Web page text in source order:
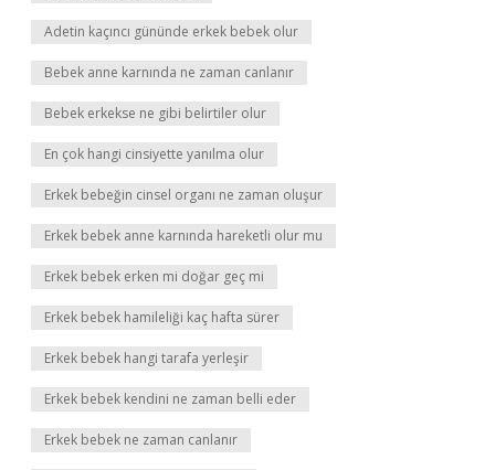
Adetin kaçıncı gününde erkek bebek olur
Bebek anne karnında ne zaman canlanır
Bebek erkekse ne gibi belirtiler olur
En çok hangi cinsiyette yanılma olur
Erkek bebeğin cinsel organı ne zaman oluşur
Erkek bebek anne karnında hareketli olur mu
Erkek bebek erken mi doğar geç mi
Erkek bebek hamileliği kaç hafta sürer
Erkek bebek hangi tarafa yerleşir
Erkek bebek kendini ne zaman belli eder
Erkek bebek ne zaman canlanır